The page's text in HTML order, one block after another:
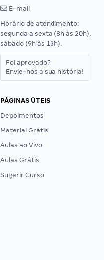
E-mail
Horário de atendimento:
segunda a sexta (8h às 20h),
sábado (9h às 13h).
Foi aprovado?
Envie-nos a sua história!
PÁGINAS ÚTEIS
Depoimentos
Material Grátis
Aulas ao Vivo
Aulas Grátis
Sugerir Curso